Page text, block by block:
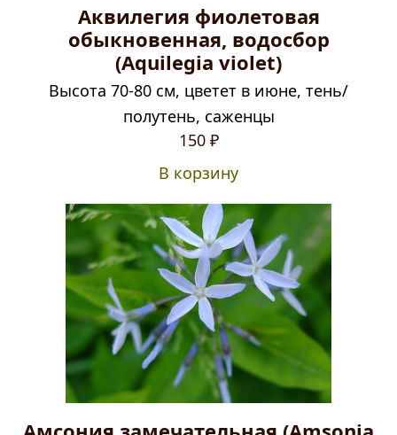
Аквилегия фиолетовая
обыкновенная, водосбор
(Aquilegia violet)
Высота 70-80 см, цветет в июне, тень/
полутень, саженцы
150 ₽
В корзину